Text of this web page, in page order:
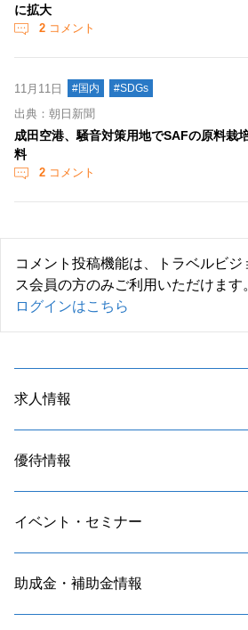
に拡大
2 コメント
11月11日 #国内 #SDGs
出典：朝日新聞
成田空港、騒音対策用地でSAFの原料
料
2 コメント
コメント投稿機能は、トラベルビ
ス会員の方のみご利用いただけます
ログインはこちら
求人情報
優待情報
イベント・セミナー
助成金・補助金情報